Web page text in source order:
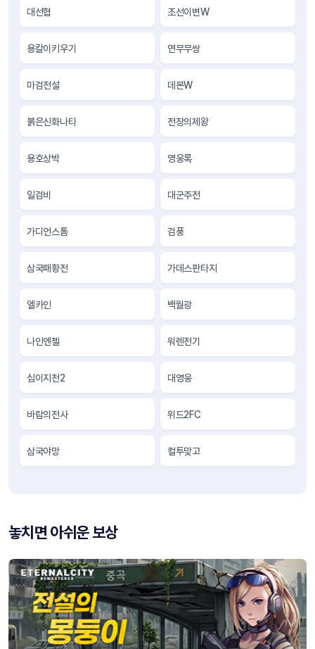
대선협 조선이변W
용칼이키우기 연무무쌍
마검전설 데몬W
붉은신화나타 전장의제왕
용호상박 영웅록
일검비 대군주전
가디언스톰 검풍
삼국패황전 가데스판타지
엘카인 백월광
나인엔젤 워렌전기
십이지천2 대영웅
바람의전사 위드2FC
삼국야망 컬투맞고
놓치면 아쉬운 보상